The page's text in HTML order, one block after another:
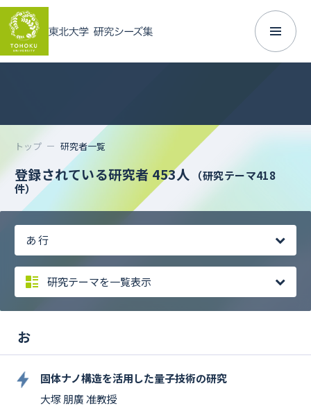
トップ 研究者一覧
登録されている研究者 453人
（研究テーマ418
件）
あ 行
研究テーマを一覧表示
お
固体ナノ構造を活用した量子技術の研究
大塚 朋廣 准教授